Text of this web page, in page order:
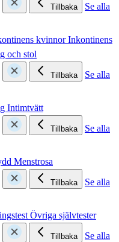
Tillbaka
Se alla
kvinnorInkontinens
och stol
Tillbaka
Se alla
Intimtvätt
Tillbaka
Se alla
Menstrosa
Tillbaka
Se alla
Övriga självtester
Tillbaka
Se alla